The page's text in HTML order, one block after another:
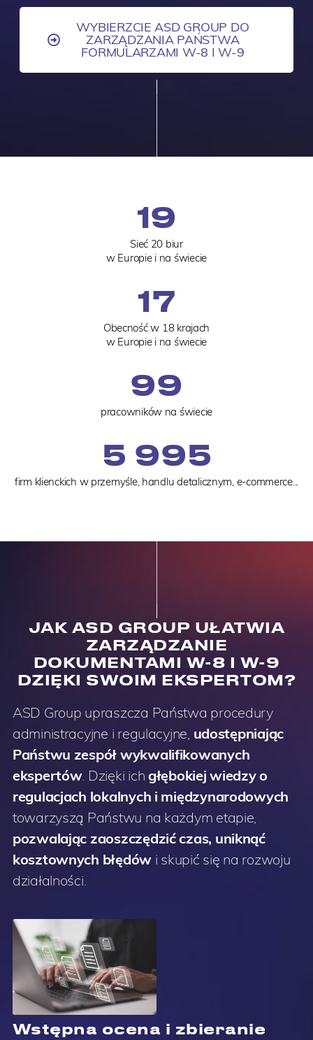
WYBIERZCIE ASD GROUP DO
ZARZĄDZANIA PAŃSTWA
FORMULARZAMI W-8 I W-9
Sieć 20 biur
w Europie i na świecie
20
Obecność w 18 krajach
w Europie i na świecie
18
pracowników na świecie
100
firm klienckich w przemyśle, handlu detalicznym, e-commerce...
6 000
JAK ASD GROUP UŁATWIA
ZARZĄDZANIE
DOKUMENTAMI W-8 I W-9
DZIĘKI SWOIM EKSPERTOM?
ASD Group upraszcza Państwa procedury
administracyjne i regulacyjne, udostępniając
Państwu zespół wykwalifikowanych
ekspertów. Dzięki ich głębokiej wiedzy o
regulacjach lokalnych i międzynarodowych
towarzyszą Państwu na każdym etapie,
pozwalając zaoszczędzić czas, uniknąć
kosztownych błędów i skupić się na rozwoju
działalności.
Wstępna ocena i zbieranie